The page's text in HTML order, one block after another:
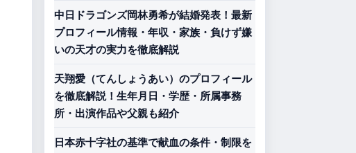
中日ドラゴンズ岡林勇希が結婚発表！最新
プロフィール情報・年収・家族・負けず嫌
いの天才の実力を徹底解説
天翔愛（てんしょうあい）のプロフィール
を徹底解説！生年月日・学歴・所属事務
所・出演作品や父親も紹介
日本赤十字社の基準で献血の条件・制限を